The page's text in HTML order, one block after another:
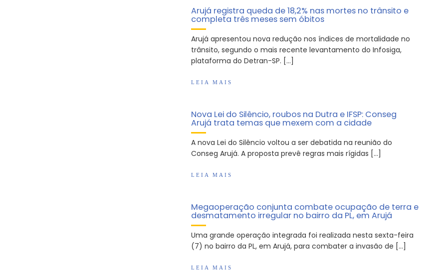
Arujá registra queda de 18,2% nas mortes no trânsito e
completa três meses sem óbitos
Arujá apresentou nova redução nos índices de mortalidade no
trânsito, segundo o mais recente levantamento do Infosiga,
plataforma do Detran-SP. […]
LEIA MAIS
Nova Lei do Silêncio, roubos na Dutra e IFSP: Conseg
Arujá trata temas que mexem com a cidade
A nova Lei do Silêncio voltou a ser debatida na reunião do
Conseg Arujá. A proposta prevê regras mais rígidas […]
LEIA MAIS
Megaoperação conjunta combate ocupação de terra e
desmatamento irregular no bairro da PL, em Arujá
Uma grande operação integrada foi realizada nesta sexta-feira
(7) no bairro da PL, em Arujá, para combater a invasão de […]
LEIA MAIS